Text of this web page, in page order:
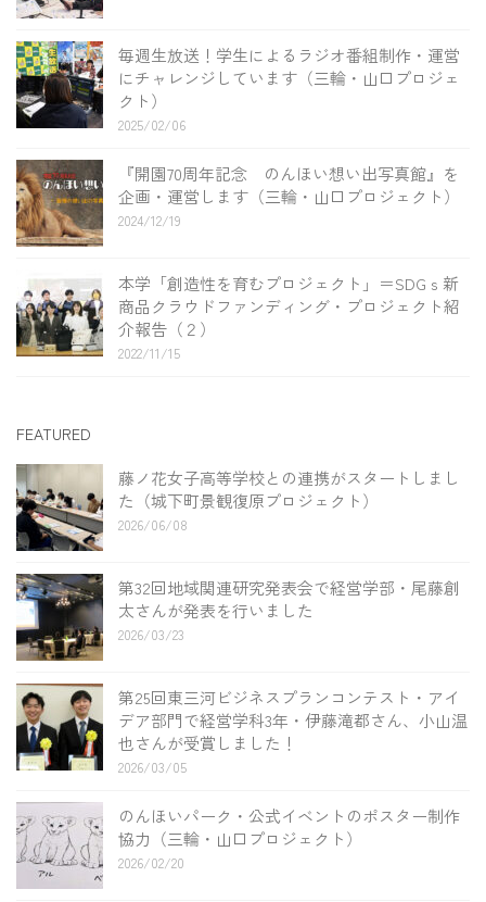
毎週生放送！学生によるラジオ番組制作・運営
にチャレンジしています（三輪・山口プロジェ
クト）
2025/02/06
『開園70周年記念 のんほい想い出写真館』を
企画・運営します（三輪・山口プロジェクト）
2024/12/19
本学「創造性を育むプロジェクト」＝SDGｓ新
商品クラウドファンディング・プロジェクト紹
介報告（２）
2022/11/15
FEATURED
藤ノ花女子高等学校との連携がスタートしまし
た（城下町景観復原プロジェクト）
2026/06/08
第32回地域関連研究発表会で経営学部・尾藤創
太さんが発表を行いました
2026/03/23
第25回東三河ビジネスプランコンテスト・アイ
デア部門で経営学科3年・伊藤滝都さん、小山温
也さんが受賞しました！
2026/03/05
のんほいパーク・公式イベントのポスター制作
協力（三輪・山口プロジェクト）
2026/02/20